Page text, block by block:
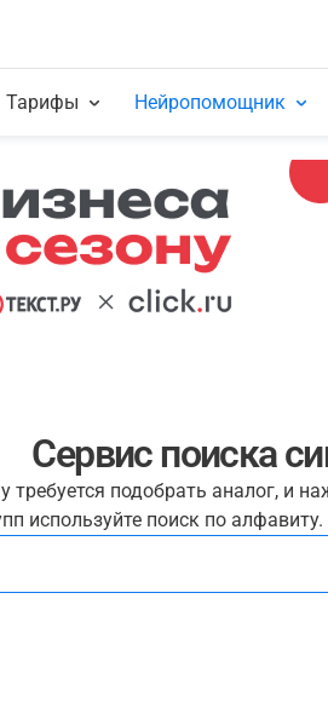
Тарифы Нейропомощник
Сервис поиска
требуется подобрать аналог, и
используйте поиск по алфавиту.